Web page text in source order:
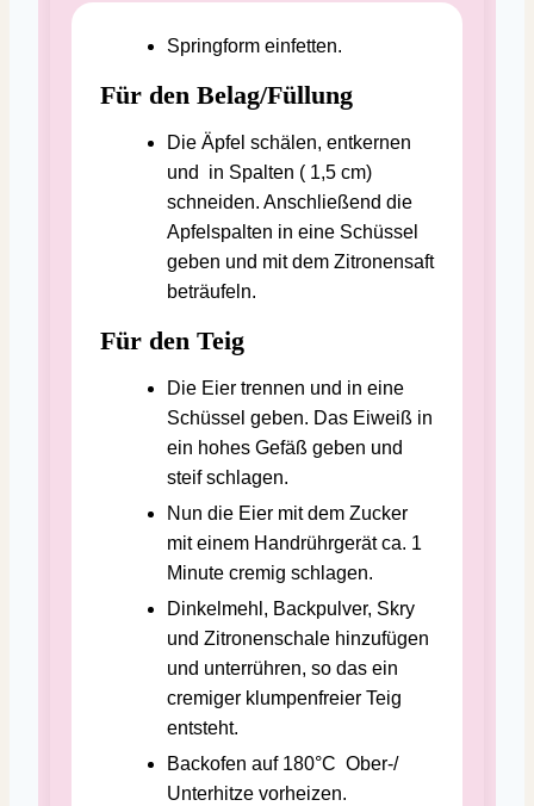
Springform einfetten.
Für den Belag/Füllung
Die Äpfel schälen, entkernen
und in Spalten ( 1,5 cm)
schneiden. Anschließend die
Apfelspalten in eine Schüssel
geben und mit dem Zitronensaft
beträufeln.
Für den Teig
Die Eier trennen und in eine
Schüssel geben. Das Eiweiß in
ein hohes Gefäß geben und
steif schlagen.
Nun die Eier mit dem Zucker
mit einem Handrührgerät ca. 1
Minute cremig schlagen.
Dinkelmehl, Backpulver, Skry
und Zitronenschale hinzufügen
und unterrühren, so das ein
cremiger klumpenfreier Teig
entsteht.
Backofen auf 180°C Ober-/
Unterhitze vorheizen.